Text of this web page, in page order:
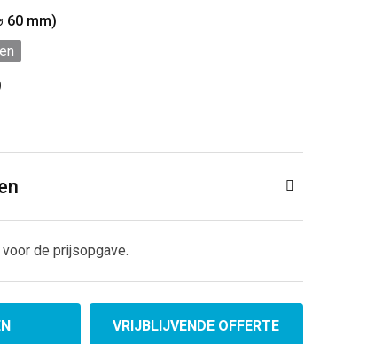
60 mm)
de prijsopgave.
VRIJBLIJVENDE OFFERTE